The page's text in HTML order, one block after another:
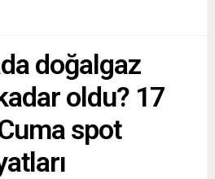
doğalgaz
oldu? 17
spot